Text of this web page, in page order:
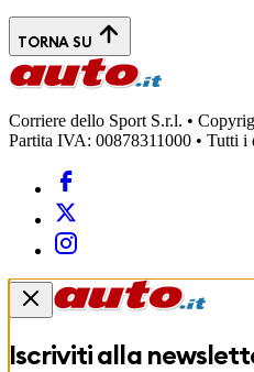
TORNA SU
Corriere dello Sport S.r.l. •
Partita IVA: 00878311000 • Tutti i
Iscriviti alla